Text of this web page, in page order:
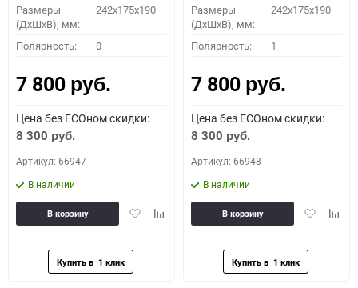
Размеры
(ДхШхВ), мм:
242x175x190
Полярность: 0
7 800 руб.
Цена без ECOном скидки:
8 300 руб.
Артикул: 66947
В наличии
ДобавитьДобавить
В корзину
Размеры
(ДхШхВ), мм:
242x175x190
Полярность: 1
7 800 руб.
Цена без ECOном скидки:
8 300 руб.
Артикул: 66948
В наличии
Добавить
В корзину